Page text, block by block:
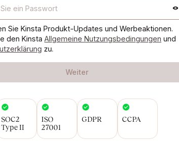
Sie Kinsta Produkt-Updates und Werbeaktionen.
den Kinsta Allgemeine Nutzungsbedingungen und
zu.
Weiter
SOC2
Type II
ISO
27001
GDPR CCPA